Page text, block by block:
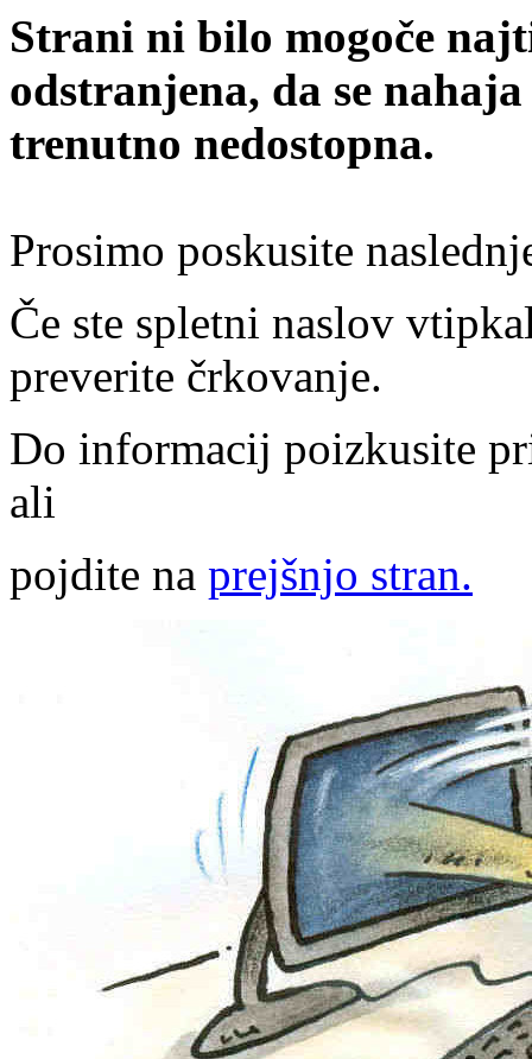
Strani ni bilo mogoče
odstranjena, da se
trenutno nedostopna.
Prosimo poskusite
Če ste spletni naslov
preverite črkovanje.
Do informacij poizkusite
ali
pojdite na prejšnjo stran.